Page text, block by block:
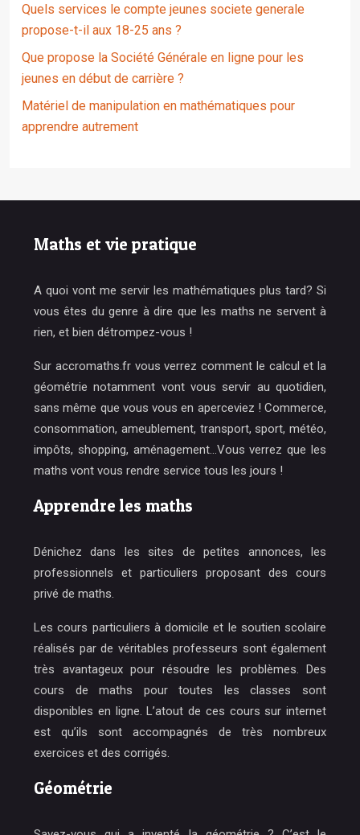
Quels services le compte jeunes societe generale
propose-t-il aux 18-25 ans ?
Que propose la Société Générale en ligne pour les
jeunes en début de carrière ?
Matériel de manipulation en mathématiques pour
apprendre autrement
Maths et vie pratique
A quoi vont me servir les mathématiques plus tard? Si
vous êtes du genre à dire que les maths ne servent à
rien, et bien détrompez-vous !
Sur accromaths.fr vous verrez comment le calcul et la
géométrie notamment vont vous servir au quotidien,
sans même que vous vous en aperceviez ! Commerce,
consommation, ameublement, transport, sport, météo,
impôts, shopping, aménagement…Vous verrez que les
maths vont vous rendre service tous les jours !
Apprendre les maths
Dénichez dans les sites de petites annonces, les
professionnels et particuliers proposant des cours
privé de maths.
Les cours particuliers à domicile et le soutien scolaire
réalisés par de véritables professeurs sont également
très avantageux pour résoudre les problèmes. Des
cours de maths pour toutes les classes sont
disponibles en ligne. L’atout de ces cours sur internet
est qu’ils sont accompagnés de très nombreux
exercices et des corrigés.
Géométrie